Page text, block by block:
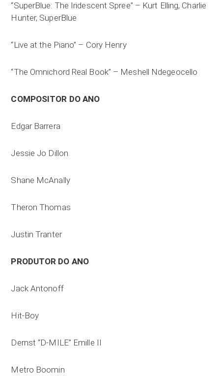
“SuperBlue: The Iridescent Spree” – Kurt Elling, Charlie
Hunter, SuperBlue
“Live at the Piano” – Cory Henry
“The Omnichord Real Book” – Meshell Ndegeocello
COMPOSITOR DO ANO
Edgar Barrera
Jessie Jo Dillon
Shane McAnally
Theron Thomas
Justin Tranter
PRODUTOR DO ANO
Jack Antonoff
Hit-Boy
Dernst “D-MILE” Emille II
Metro Boomin